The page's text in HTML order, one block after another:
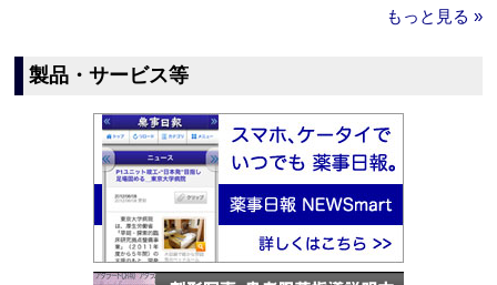
もっと見る »
製品・サービス等